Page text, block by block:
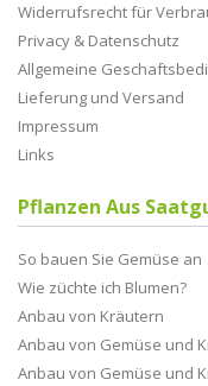
Widerrufsrecht für
Privacy & Datenschutz
Allgemeine
Lieferung und Versand
Impressum
Links
Pflanzen Aus
So bauen Sie Gemüse an
Wie züchte ich Blumen?
Anbau von Kräutern
Anbau von Gemüse und
Anbau von Gemüse und